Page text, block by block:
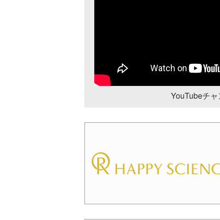
YouTubeチ